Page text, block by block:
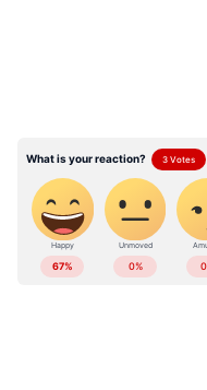
സംബന്ധിച്ച
ഊതി
തിരുത്തും എന്നും
കേരളത്തിലെ
News
അറിയാൻ